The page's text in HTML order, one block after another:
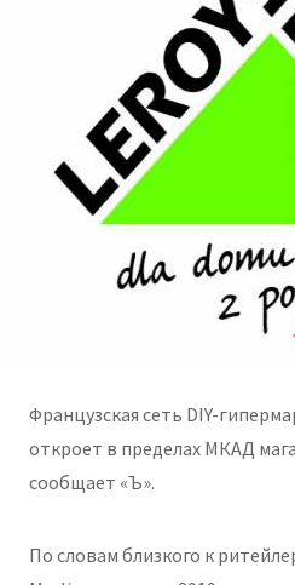
Французская сеть DIY-
откроет в пределах МКАД
сообщает «Ъ».
По словам близкого к